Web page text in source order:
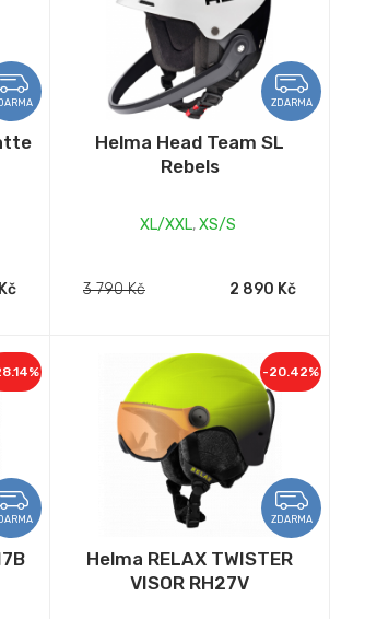
ZDARMA
Helma Head Team SL
Rebels
XL/XXL,XS/S
3 790 Kč 2 890 Kč
ZDARMA
-20.42%
Helma RELAX TWISTER
VISOR RH27V